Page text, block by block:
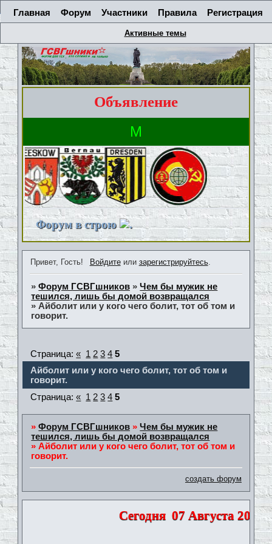
Главная Форум Участники Правила Регистрация
Активные темы
Объявление
Форум в строю .
Привет, Гость! Войдитеили зарегистрируйтесь.
»Форум ГСВГшников »Чем бы мужик не
тешился, лишь бы домой возвращался
»Айболит или у кого чего болит, тот об том и
говорит.
Айболит или у кого чего болит, тот об том и
говорит.
Страница:« 1 2 3 4 5
Страница:« 1 2 3 4 5
»Форум ГСВГшников »Чем бы мужик не
тешился, лишь бы домой возвращался
»Айболит или у кого чего болит, тот об том и
говорит.
создать форум
Сегодня 07 Августа 2026